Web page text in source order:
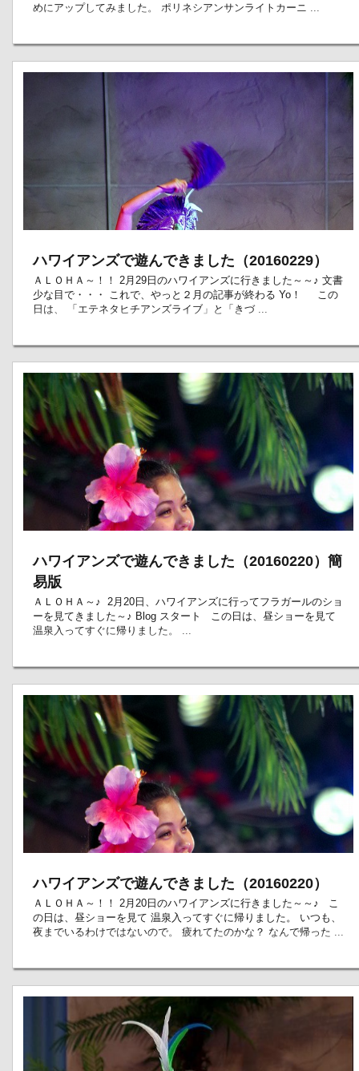
めにアップしてみました。 ポリネシアンサンライトカーニ ...
ハワイアンズで遊んできました（20160229）
ＡＬＯＨＡ～！！ 2月29日のハワイアンズに行きました～～♪ 文書
少な目で・・・ これで、やっと２月の記事が終わる Yo！ この
日は、 「エテネタヒチアンズライブ」と「きづ ...
ハワイアンズで遊んできました（20160220）簡
易版
ＡＬＯＨＡ～♪ 2月20日、ハワイアンズに行ってフラガールのショ
ーを見てきました～♪ Blog スタート この日は、昼ショーを見て
温泉入ってすぐに帰りました。 ...
ハワイアンズで遊んできました（20160220）
ＡＬＯＨＡ～！！ 2月20日のハワイアンズに行きました～～♪ こ
の日は、昼ショーを見て 温泉入ってすぐに帰りました。 いつも、
夜までいるわけではないので。 疲れてたのかな？ なんで帰った ...